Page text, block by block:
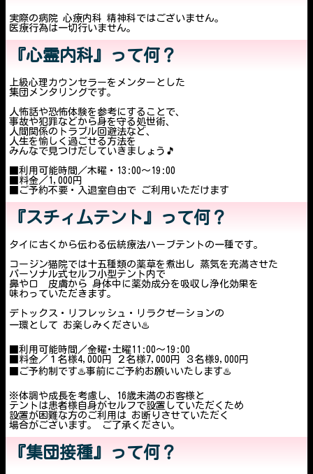
実際の病院 心療内科 精神科ではございません。
医療行為は一切行いません。
『心霊内科』って何？
上級心理カウンセラーをメンターとした
集団メンタリングです。
人怖話や恐怖体験を参考にすることで、
事故や犯罪などから身を守る処世術、
人間関係のトラブル回避法など、
人生を愉しく過ごせる方法を
みんなで見つけだしていきましょう🎵
■利用可能時間／木曜・13:00〜19:00
■料金／1,000円
■ご予約不要・入退室自由で ご利用いただけます
『スチィ厶テント』って何？
タイに古くから伝わる伝統療法ハーブテントの一種です。
コージン猫院では十五種類の薬草を煮出し 蒸気を充満させた
パーソナル式セルフ小型テント内で
鼻や口 皮膚から 身体中に薬効成分を吸収し浄化効果を
味わっていただきます。
デトックス・リフレッシュ・リラクゼーションの
一環として お楽しみください♨️
■利用可能時間／金曜･土曜11:00～19:00
■料金／１名様4,000円 ２名様7,000円 ３名様9,000円
■ご予約制です♨️事前にご予約お願いいたします♨️
※体調や成長を考慮し、16歳未満のお客様と
テントは患者様自身がセルフで設置していただくため
設置が困難な方のご利用は お断りさせていただく
場合がございます。 ご了承ください。
『集団接種』って何？